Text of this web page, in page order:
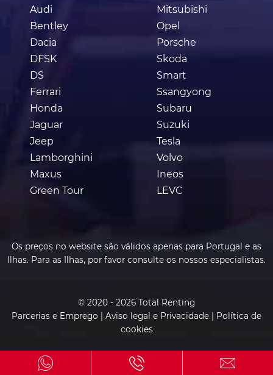
Audi
Bentley
Dacia
DFSK
DS
Ferrari
Honda
Jaguar
Jeep
Lamborghini
Maxus
Green Tour
Mitsubishi
Opel
Porsche
Skoda
Smart
Ssangyong
Subaru
Suzuki
Tesla
Volvo
Ineos
LEVC
Os preços no website são válidos apenas para Portugal e as
Ilhas. Para as Ilhas, por favor consulte os nossos especialistas.
© 2020 - 2026 Total Renting
Parcerias e Emprego
Aviso legal e Privacidade
Política de
cookies